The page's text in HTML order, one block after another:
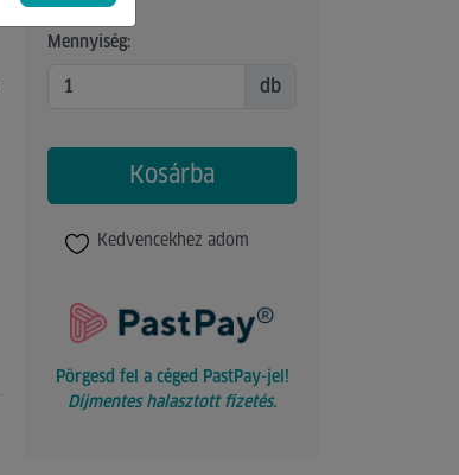
Mennyiség:
db
Kosárba
Kedvencekhez adom
Pörgesd fel a céged PastPay-jel!
Díjmentes halasztott fizetés.